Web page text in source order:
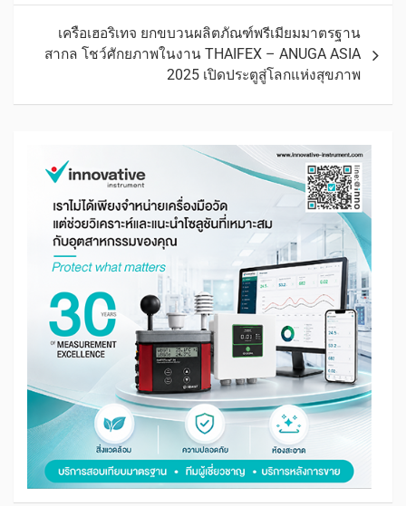
เครือเฮอริเทจ ยกขบวนผลิตภัณฑ์พรีเมียมมาตรฐาน
สากล โชว์ศักยภาพในงาน THAIFEX – ANUGA ASIA
2025 เปิดประตูสู่โลกแห่งสุขภาพ